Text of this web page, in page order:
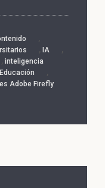
,
, IA ,
, inteligencia
,
Adobe Firefly